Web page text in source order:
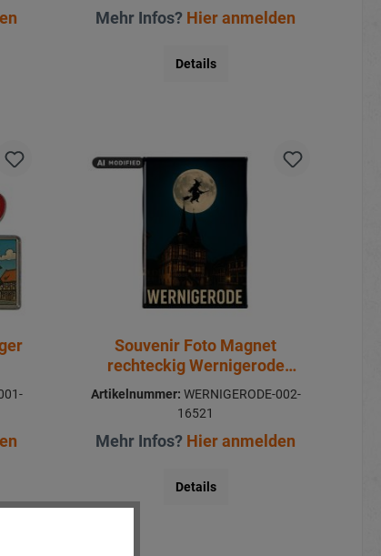
Mehr Infos? Hier anmelden
Details
Souvenir Foto Magnet
rechteckig Wernigerode
8x5,5cm
Artikelnummer: WERNIGERODE-002-
16521
Mehr Infos? Hier anmelden
Details